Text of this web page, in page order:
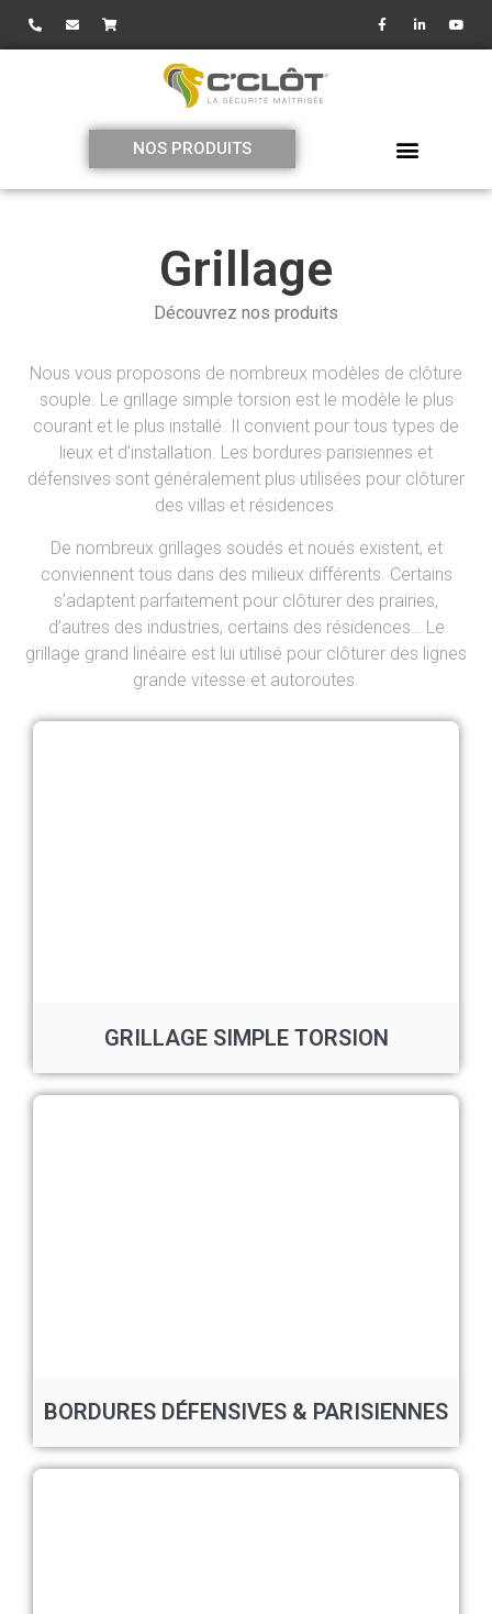
NOS PRODUITS
Grillage
Découvrez nos produits
Nous vous proposons de nombreux modèles de clôture
souple. Le grillage simple torsion est le modèle le plus
courant et le plus installé. Il convient pour tous types de
lieux et d’installation. Les bordures parisiennes et
défensives sont généralement plus utilisées pour clôturer
des villas et résidences.
De nombreux grillages soudés et noués existent, et
conviennent tous dans des milieux différents. Certains
s’adaptent parfaitement pour clôturer des prairies,
d’autres des industries, certains des résidences… Le
grillage grand linéaire est lui utilisé pour clôturer des lignes
grande vitesse et autoroutes.
GRILLAGE SIMPLE TORSION
BORDURES DÉFENSIVES & PARISIENNES